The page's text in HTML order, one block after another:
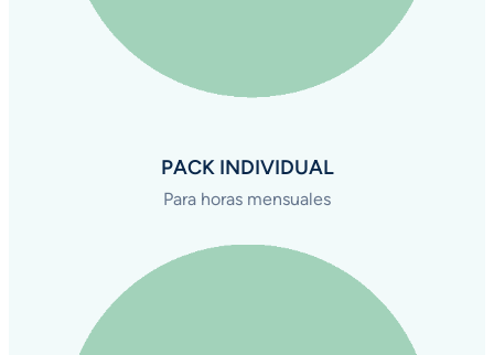
PACK INDIVIDUAL
Para horas mensuales